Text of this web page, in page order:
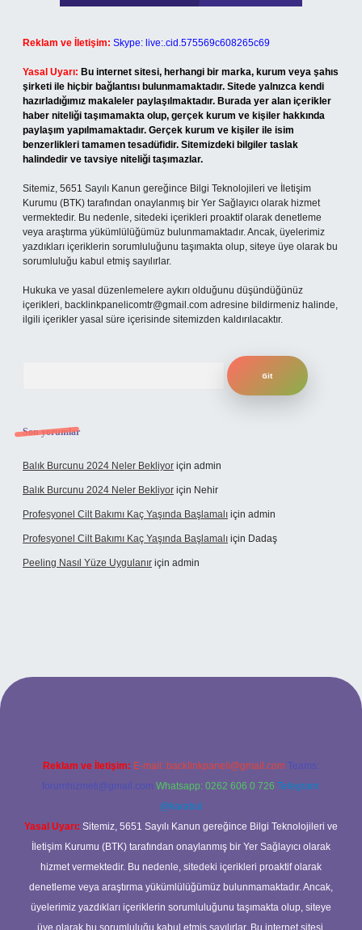
Reklam ve İletişim: Skype: live:.cid.575569c608265c69
Yasal Uyarı: Bu internet sitesi, herhangi bir marka, kurum veya şahıs
şirketi ile hiçbir bağlantısı bulunmamaktadır. Sitede yalnızca kendi
hazırladığımız makaleler paylaşılmaktadır. Burada yer alan içerikler
haber niteliği taşımamakta olup, gerçek kurum ve kişiler hakkında
paylaşım yapılmamaktadır. Gerçek kurum ve kişiler ile isim
benzerlikleri tamamen tesadüfidir. Sitemizdeki bilgiler taslak
halindedir ve tavsiye niteliği taşımazlar.
Sitemiz, 5651 Sayılı Kanun gereğince Bilgi Teknolojileri ve İletişim
Kurumu (BTK) tarafından onaylanmış bir Yer Sağlayıcı olarak hizmet
vermektedir. Bu nedenle, sitedeki içerikleri proaktif olarak denetleme
veya araştırma yükümlülüğümüz bulunmamaktadır. Ancak, üyelerimiz
yazdıkları içeriklerin sorumluluğunu taşımakta olup, siteye üye olarak bu
sorumluluğu kabul etmiş sayılırlar.
Hukuka ve yasal düzenlemelere aykırı olduğunu düşündüğünüz
içerikleri, backlinkpanelicomtr@gmail.com adresine bildirmeniz halinde,
ilgili içerikler yasal süre içerisinde sitemizden kaldırılacaktır.
Son yorumlar
Balık Burcunu 2024 Neler Bekliyor için admin
Balık Burcunu 2024 Neler Bekliyor için Nehir
Profesyonel Cilt Bakımı Kaç Yaşında Başlamalı için admin
Profesyonel Cilt Bakımı Kaç Yaşında Başlamalı için Dadaş
Peeling Nasıl Yüze Uygulanır için admin
Reklam ve İletişim: E-mail: backlinkpaneli@gmail.com Teams:
forumhizmeti@gmail.com Whatsapp: 0262 606 0 726 Telegram:
@karabul
Yasal Uyarı: Sitemiz, 5651 Sayılı Kanun gereğince Bilgi Teknolojileri ve
İletişim Kurumu (BTK) tarafından onaylanmış bir Yer Sağlayıcı olarak
hizmet vermektedir. Bu nedenle, sitedeki içerikleri proaktif olarak
denetleme veya araştırma yükümlülüğümüz bulunmamaktadır. Ancak,
üyelerimiz yazdıkları içeriklerin sorumluluğunu taşımakta olup, siteye
üye olarak bu sorumluluğu kabul etmiş sayılırlar. Bu internet sitesi,